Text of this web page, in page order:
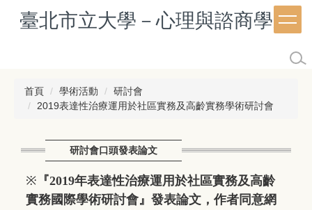
臺北市立大學－心理與諮商學系
首頁 學術活動
研討會
2019表達性治療運用於社區實務及高齡實務學術研討會
研討會口頭發表論文
※ 『2019年表達性治療運用於社區實務及高齡
實務國際學術研討會』發表論文，作者同意網